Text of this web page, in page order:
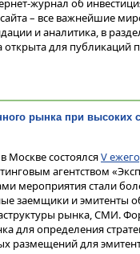
журнал об
– все важнейшие
и аналитика, в
для публикаций
рынка при высоких
Москве состоялсяV
агентством
мероприятия стали
заемщики и эмитенты
рынка, СМИ.
для определения
размещений для